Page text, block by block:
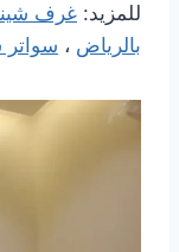
للمزيد: غرف
بالرياض ، سواتر